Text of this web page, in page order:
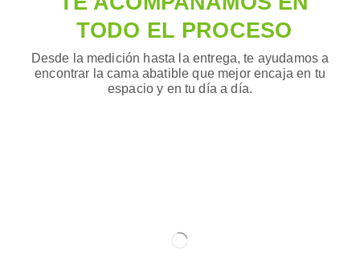
TODO EL PROCESO
Desde la medición hasta la entrega, te ayudamos a
encontrar la cama abatible que mejor encaja en tu
espacio y en tu día a día.